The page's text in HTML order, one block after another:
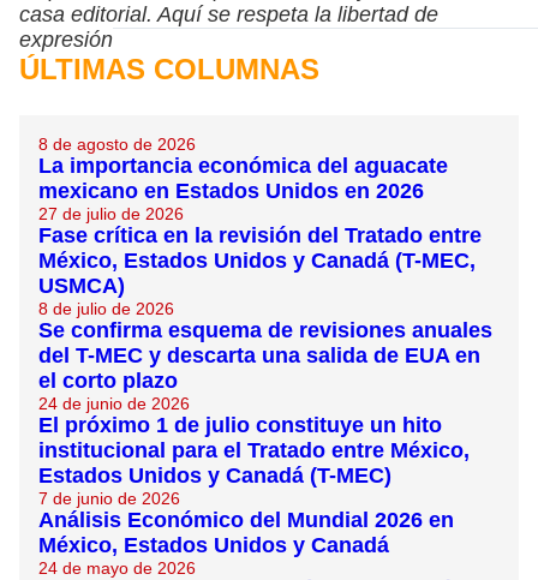
casa editorial. Aquí se respeta la libertad de
expresión
ÚLTIMAS COLUMNAS
8 de agosto de 2026
La importancia económica del aguacate
mexicano en Estados Unidos en 2026
27 de julio de 2026
Fase crítica en la revisión del Tratado entre
México, Estados Unidos y Canadá (T-MEC,
USMCA)
8 de julio de 2026
Se confirma esquema de revisiones anuales
del T-MEC y descarta una salida de EUA en
el corto plazo
24 de junio de 2026
El próximo 1 de julio constituye un hito
institucional para el Tratado entre México,
Estados Unidos y Canadá (T-MEC)
7 de junio de 2026
Análisis Económico del Mundial 2026 en
México, Estados Unidos y Canadá
24 de mayo de 2026